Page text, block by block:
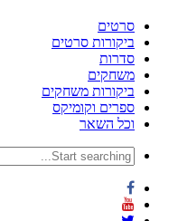
סרטים
ביקורות סרטים
סדרות
משחקים
ביקורות משחקים
ספרים וקומיקס
וכל השאר